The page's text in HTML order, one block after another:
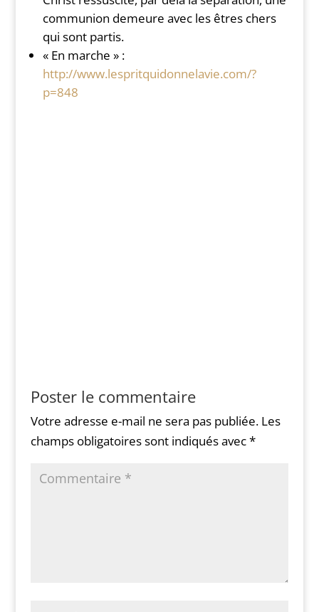
communion demeure avec les êtres chers
qui sont partis.
« En marche » :
http://www.lespritquidonnelavie.com/?
p=848
Poster le commentaire
Votre adresse e-mail ne sera pas publiée. Les
champs obligatoires sont indiqués avec*